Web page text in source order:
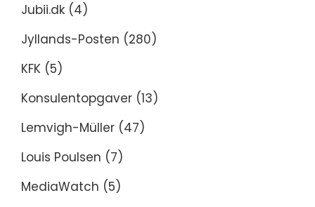
Jubii.dk (4)
Jyllands-Posten (280)
KFK (5)
Konsulentopgaver (13)
Lemvigh-Müller (47)
Louis Poulsen (7)
MediaWatch (5)